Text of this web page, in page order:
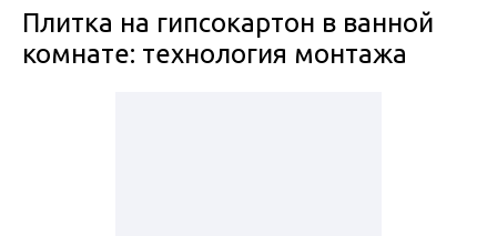
Плитка на гипсокартон в ванной
комнате: технология монтажа